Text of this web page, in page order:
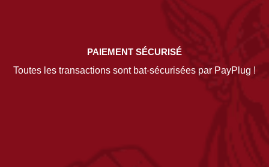
PAIEMENT SÉCURISÉ
Toutes les transactions sont bat-sécurisées par PayPlug !